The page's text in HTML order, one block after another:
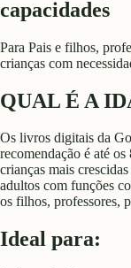
capacidades
Para Pais e filhos,
crianças com
QUAL É A
Os livros digitais da
recomendação é até
crianças mais
adultos com funções
os filhos, professores,
Ideal para: